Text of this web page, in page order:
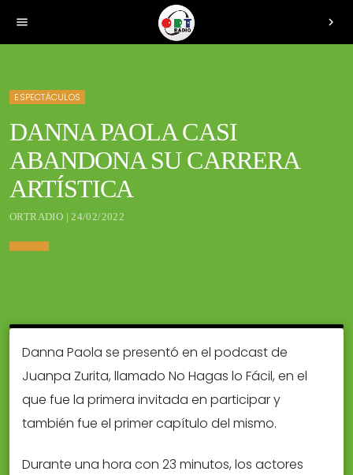
menu chevron_right
ESPECTÁCULOS
DANNA PAOLA CASI
ABANDONA SU CARRERA
ARTÍSTICA
ORTRADIO | 24/02/2022
Danna Paola se presentó en el podcast de
Juanpa Zurita, llamado No Hagas lo Fácil, en el
que fue la primera invitada en participar y
también fue el primer capítulo del mismo.
Durante una hora con 23 minutos, los actores